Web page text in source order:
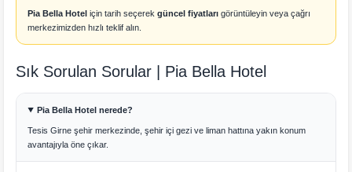
Pia Bella Hotel için tarih seçerekgüncel fiyatları görüntüleyin veya çağrı
merkezimizden hızlı teklif alın.
Sık Sorulan Sorular | Pia Bella Hotel
Pia Bella Hotel nerede?
Tesis Girne şehir merkezinde, şehir içi gezi ve liman hattına yakın konum
avantajıyla öne çıkar.